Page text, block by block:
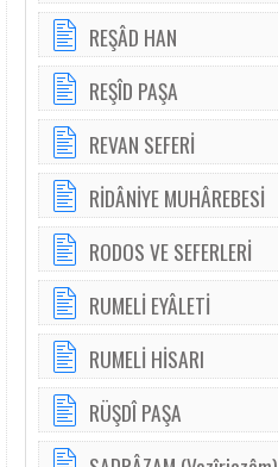
REŞÂD HAN
REŞÎD PAŞA
REVAN SEFERİ
RİDÂNİYE MUHÂREBESİ
RODOS VE SEFERLERİ
RUMELİ EYÂLETİ
RUMELİ HİSARI
RÜŞDÎ PAŞA